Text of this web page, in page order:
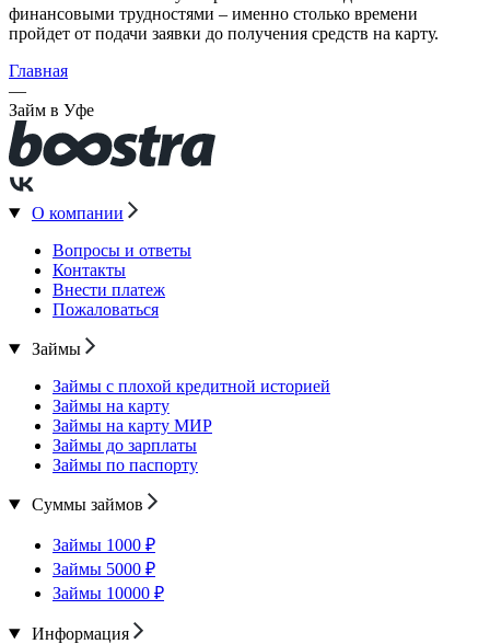
финансовыми трудностями – именно столько времени
пройдет от подачи заявки до получения средств на карту.
Главная
—
Займ в Уфе
О компании
Вопросы и ответы
Контакты
Внести платеж
Пожаловаться
Займы
Займы с плохой кредитной историей
Займы на карту
Займы на карту МИР
Займы до зарплаты
Займы по паспорту
Суммы займов
Займы 1000 ₽
Займы 5000 ₽
Займы 10000 ₽
Информация